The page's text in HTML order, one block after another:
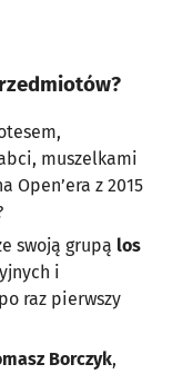
muszelkami
Open’era z 2015
swoją grupą los
i
raz pierwszy
Borczyk,